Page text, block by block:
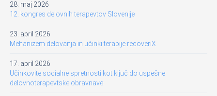
28. maj 2026
12. kongres delovnih terapevtov Slovenije
23. april 2026
Mehanizem delovanja in učinki terapije recoveriX
17. april 2026
Učinkovite socialne spretnosti kot ključ do uspešne
delovnoterapevtske obravnave